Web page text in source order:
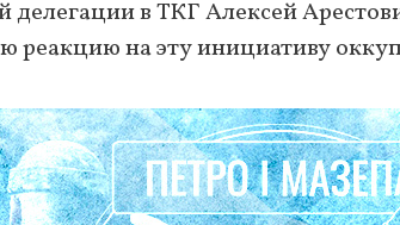
делегации в ТКГ Алексей
реакцию на эту инициативу